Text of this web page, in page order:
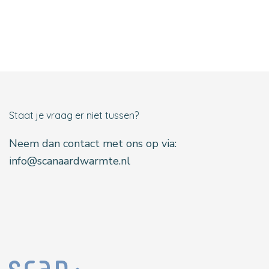
Staat je vraag er niet tussen?
Neem dan contact met ons op via:
info@scanaardwarmte.nl